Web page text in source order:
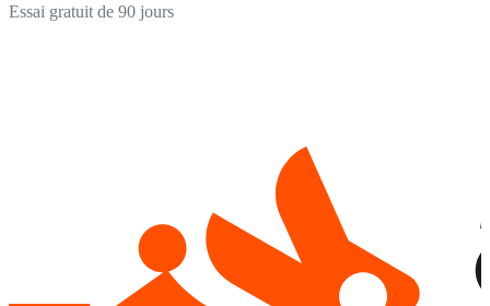
Essai gratuit de 90 jours